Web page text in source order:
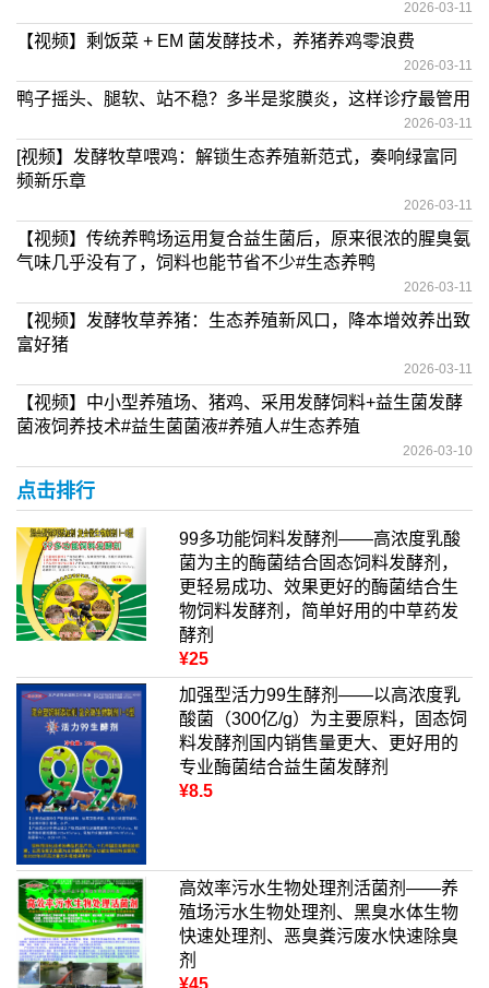
2026-03-11
【视频】剩饭菜 + EM 菌发酵技术，养猪养鸡零浪费
2026-03-11
鸭子摇头、腿软、站不稳？多半是浆膜炎，这样诊疗最管用
2026-03-11
[视频】发酵牧草喂鸡：解锁生态养殖新范式，奏响绿富同
频新乐章
2026-03-11
【视频】传统养鸭场运用复合益生菌后，原来很浓的腥臭氨
气味几乎没有了，饲料也能节省不少#生态养鸭
2026-03-11
【视频】发酵牧草养猪：生态养殖新风口，降本增效养出致
富好猪
2026-03-11
【视频】中小型养殖场、猪鸡、采用发酵饲料+益生菌发酵
菌液饲养技术#益生菌菌液#养殖人#生态养殖
2026-03-10
点击排行
99多功能饲料发酵剂——高浓度乳酸
菌为主的酶菌结合固态饲料发酵剂，
更轻易成功、效果更好的酶菌结合生
物饲料发酵剂，简单好用的中草药发
酵剂
¥25
加强型活力99生酵剂——以高浓度乳
酸菌（300亿/g）为主要原料，固态饲
料发酵剂国内销售量更大、更好用的
专业酶菌结合益生菌发酵剂
¥8.5
高效率污水生物处理剂活菌剂——养
殖场污水生物处理剂、黑臭水体生物
快速处理剂、恶臭粪污废水快速除臭
剂
¥45